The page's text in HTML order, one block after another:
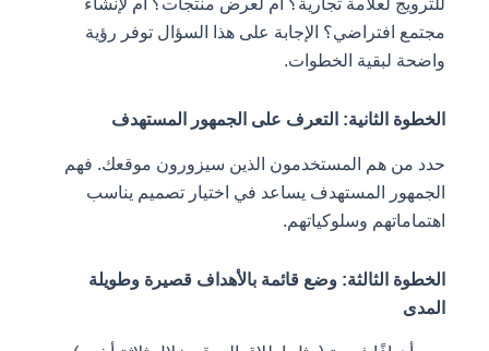
للترويج لعلامة تجارية؟ أم لعرض منتجات؟ أم لإنشاء
مجتمع افتراضي؟ الإجابة على هذا السؤال توفر رؤية
واضحة لبقية الخطوات.
الخطوة الثانية: التعرف على الجمهور المستهدف
حدد من هم المستخدمون الذين سيزورون موقعك. فهم
الجمهور المستهدف يساعد في اختيار تصميم يناسب
اهتماماتهم وسلوكياتهم.
الخطوة الثالثة: وضع قائمة بالأهداف قصيرة وطويلة
المدى